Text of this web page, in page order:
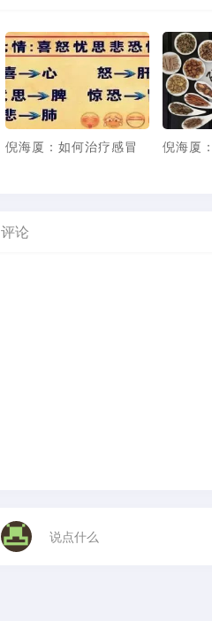
倪海厦：愚蠢又无知的
倪海厦
评论
说点什么